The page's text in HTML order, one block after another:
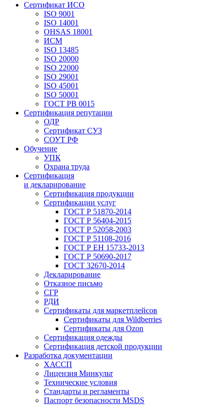
Сертификат ИСО
ISO 9001
ISO 14001
OHSAS 18001
ИСМ
ISO 13485
ISO 20000
ISO 22000
ISO 29001
ISO 45001
ISO 50001
ГОСТ РВ 0015
Сертификация репутации
ОДР
Сертификат СУЗ
СОУТ РФ
Обучение
УПК
Охрана труда
Сертификация
и декларирование
Сертификация продукции
Сертификации услуг
ГОСТ Р 51870-2014
ГОСТ Р 56404-2015
ГОСТ Р 52058-2003
ГОСТ Р 51108-2016
ГОСТ Р ЕН 15733-2013
ГОСТ Р 50690-2017
ГОСТ 32670-2014
Декларирование
Отказное письмо
СГР
РДИ
Сертификаты для маркетплейсов
Сертификаты для Wildberries
Сертификаты для Ozon
Сертификация одежды
Сертификация детской продукции
Разработка документации
ХАССП
Лицензия Минкульт
Технические условия
Стандарты и регламенты
Паспорт безопасности MSDS